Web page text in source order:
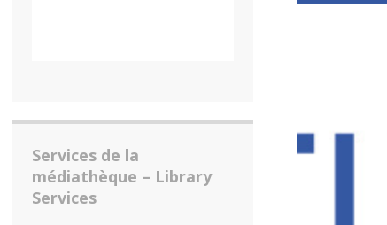
Services de la
médiathèque – Library
Services